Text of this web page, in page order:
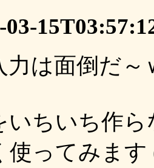
03-
力は面倒だ
いちいち作
使ってみます